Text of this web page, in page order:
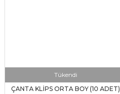
Tükendi
ÇANTA KLİPS ORTA BOY (10 ADET)